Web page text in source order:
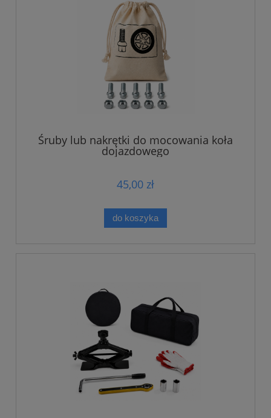
Śruby lub nakrętki do mocowania koła
dojazdowego
45,00 zł
do koszyka